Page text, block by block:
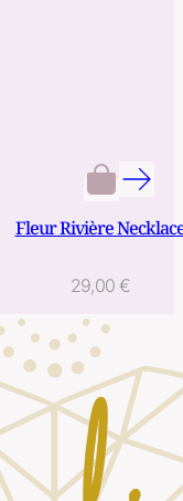
Fleur Rivière
29,00 €